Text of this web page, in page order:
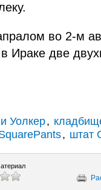
во 2-м
Ираке две
Уолкер,
, штат